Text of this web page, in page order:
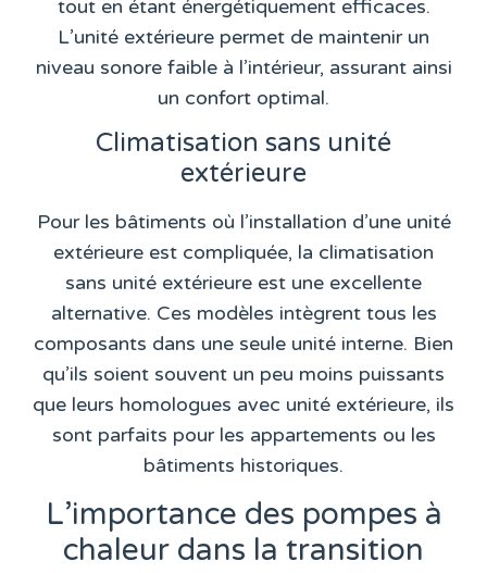
tout en étant énergétiquement efficaces.
L’unité extérieure permet de maintenir un
niveau sonore faible à l’intérieur, assurant ainsi
un confort optimal.
Climatisation sans unité
extérieure
Pour les bâtiments où l’installation d’une unité
extérieure est compliquée, la climatisation
sans unité extérieure est une excellente
alternative. Ces modèles intègrent tous les
composants dans une seule unité interne. Bien
qu’ils soient souvent un peu moins puissants
que leurs homologues avec unité extérieure, ils
sont parfaits pour les appartements ou les
bâtiments historiques.
L’importance des pompes à
chaleur dans la transition